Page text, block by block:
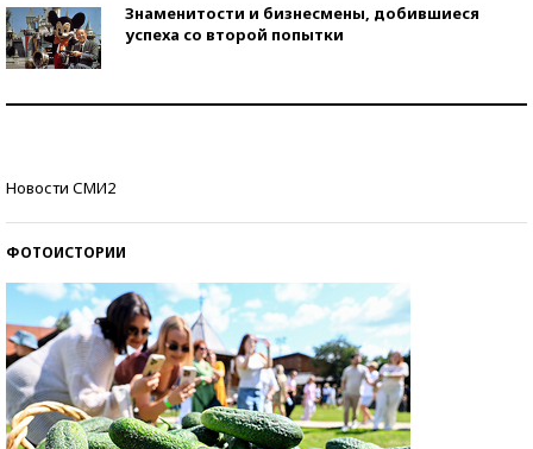
Знаменитости и бизнесмены, добившиеся
успеха со второй попытки
Новости СМИ2
ФОТОИСТОРИИ